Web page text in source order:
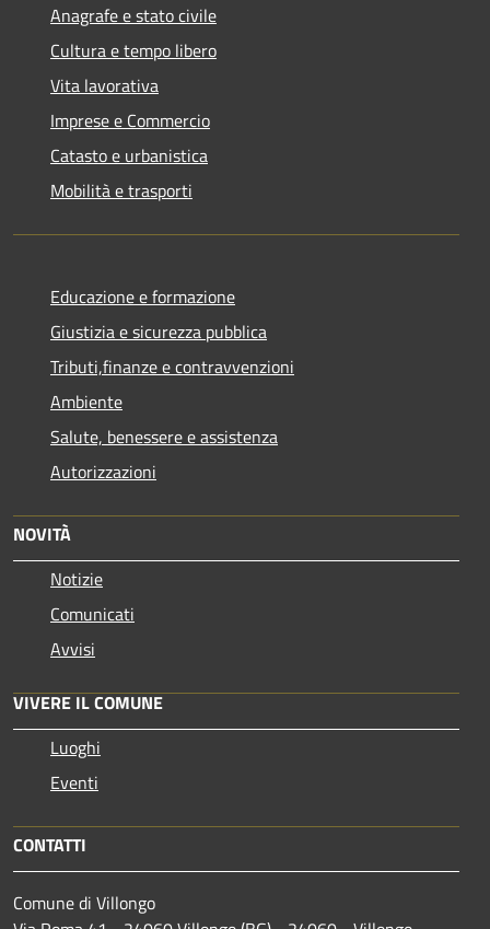
Anagrafe e stato civile
Cultura e tempo libero
Vita lavorativa
Imprese e Commercio
Catasto e urbanistica
Mobilità e trasporti
Educazione e formazione
Giustizia e sicurezza pubblica
Tributi,finanze e contravvenzioni
Ambiente
Salute, benessere e assistenza
Autorizzazioni
NOVITÀ
Notizie
Comunicati
Avvisi
VIVERE IL COMUNE
Luoghi
Eventi
CONTATTI
Comune di Villongo